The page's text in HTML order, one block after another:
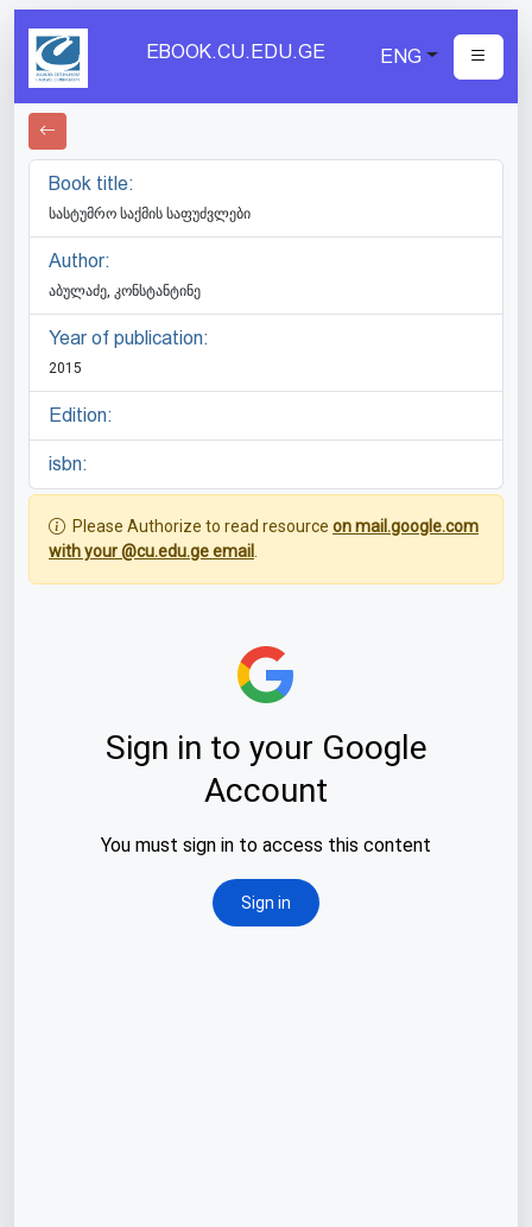
EBOOK.CU.EDU.GE ENG
Book title:
სასტუმრო საქმის საფუძვლები
Author:
აბულაძე, კონსტანტინე
Year of publication:
2015
Edition:
isbn:
Please Authorize to read resource on mail.google.com
with your @cu.edu.ge email